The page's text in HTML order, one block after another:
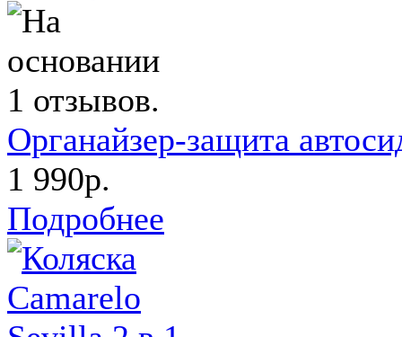
Органайзер-защита
1 990р.
Подробнее